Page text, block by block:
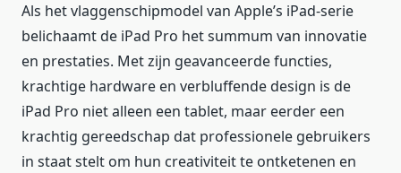
Als het vlaggenschipmodel van Apple’s iPad-serie
belichaamt de iPad Pro het summum van innovatie
en prestaties. Met zijn geavanceerde functies,
krachtige hardware en verbluffende design is de
iPad Pro niet alleen een tablet, maar eerder een
krachtig gereedschap dat professionele gebruikers
in staat stelt om hun creativiteit te ontketenen en